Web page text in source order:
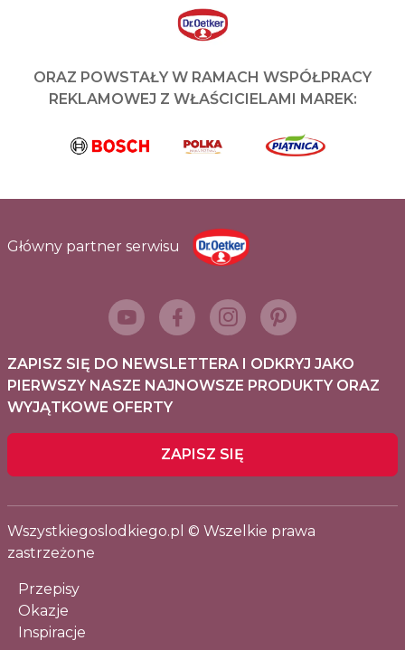
ORAZ POWSTAŁY W RAMACH WSPÓŁPRACY
REKLAMOWEJ Z WŁAŚCICIELAMI MAREK:
Główny partner serwisu
ZAPISZ SIĘ DO NEWSLETTERA I ODKRYJ JAKO
PIERWSZY NASZE NAJNOWSZE PRODUKTY ORAZ
WYJĄTKOWE OFERTY
ZAPISZ SIĘ
Wszystkiegoslodkiego.pl © Wszelkie prawa
zastrzeżone
Przepisy
Okazje
Inspiracje